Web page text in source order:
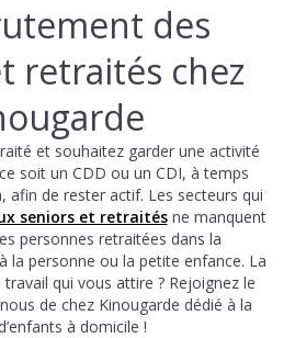
des
retraités chez
et souhaitez garder une activité
soit un CDD ou un CDI, à temps
afin de rester actif. Les secteurs qui
seniors et retraitésne manquent
personnes retraitées dans la
la personne ou la petite enfance. La
travail qui vous attire ? Rejoignez le
de chez Kinougarde dédié à la
à domicile !